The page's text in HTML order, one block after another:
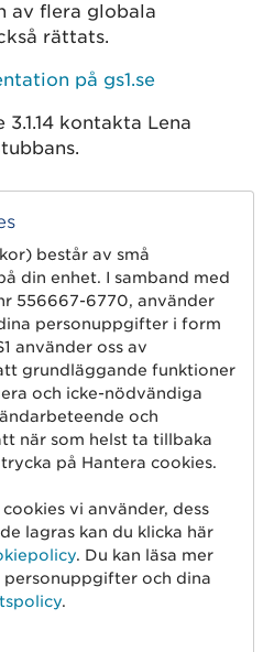
av flera globala
rättats.
på gs1.se
kontakta Lena
består av små
din enhet. I samband med
556667-6770, använder
personuppgifter i form
använder oss av
grundläggande funktioner
och icke-nödvändiga
och
när som helst ta tillbaka
på Hantera cookies.
vi använder, dess
lagras kan du klicka här
. Du kan läsa mer
och dina
.